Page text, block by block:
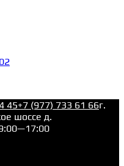
45+7 (977) 733 61 66г.
шоссе д.